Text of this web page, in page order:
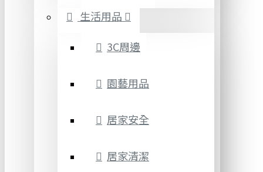
生活用品
3C周邊
園藝用品
居家安全
居家清潔